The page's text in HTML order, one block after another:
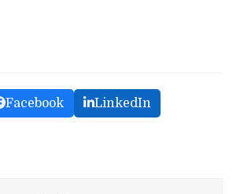
Facebook LinkedIn